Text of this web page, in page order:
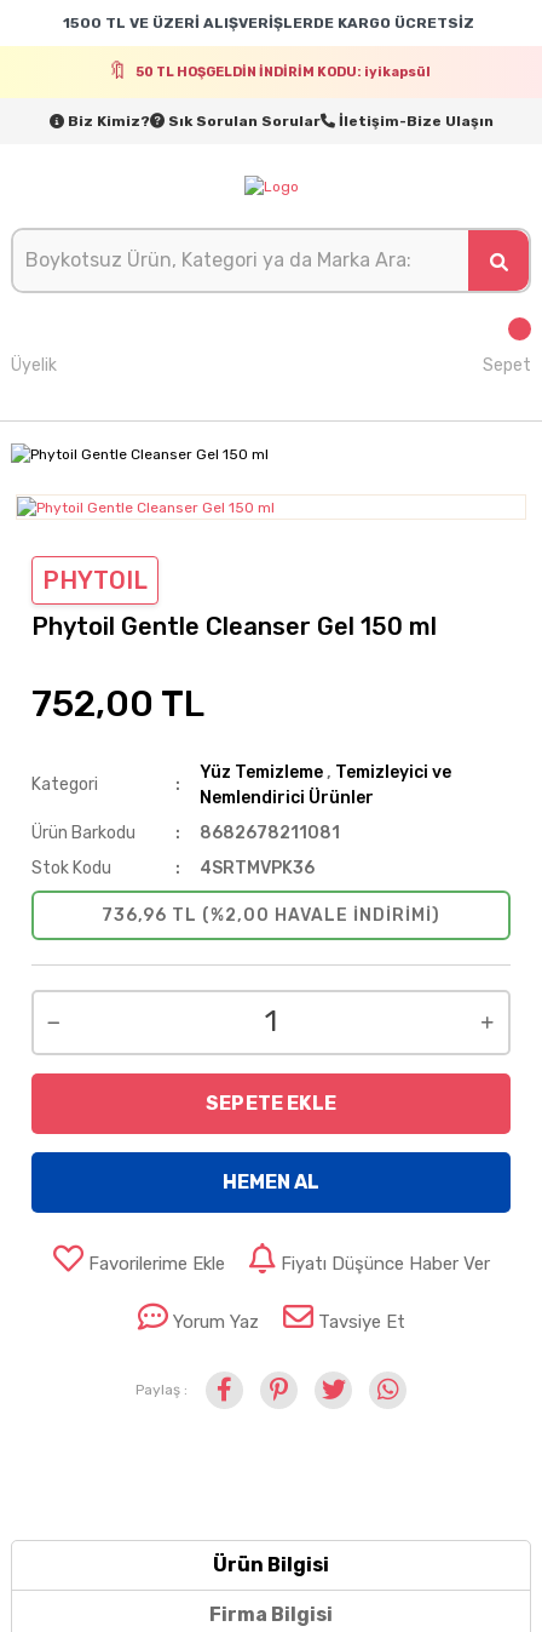
1500 TL VE ÜZERİ ALIŞVERİŞLERDE KARGO ÜCRETSİZ
50 TL HOŞGELDİN İNDİRİM KODU: iyikapsül
Biz Kimiz? Sık Sorulan Sorular İletişim-Bize Ulaşın
Üyelik Sepet
PHYTOIL
Phytoil Gentle Cleanser Gel 150 ml
752,00 TL
Kategori
Yüz Temizleme, Temizleyici ve
Nemlendirici Ürünler
Ürün Barkodu
8682678211081
Stok Kodu
4SRTMVPK36
736,96 TL (%2,00 HAVALE INDIRIMI)
SEPETE EKLE
HEMEN AL
Favorilerime Ekle Fiyatı Düşünce Haber Ver
Yorum Yaz Tavsiye Et
Paylaş :
Ürün Bilgisi
Firma Bilgisi